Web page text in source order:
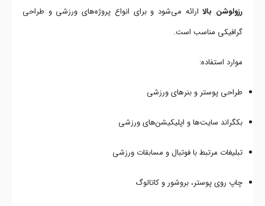
رزولوشن بالاارائه می‌شود و برای انواع پروژه‌های ورزشی و طراحی
گرافیکی مناسب است.
موارد استفاده:
طراحی پوستر و بنرهای ورزشی
بکگراند سایت‌ها و اپلیکیشن‌های ورزشی
تبلیغات مرتبط با فوتبال و مسابقات ورزشی
چاپ روی پوستر، بروشور و کاتالوگ